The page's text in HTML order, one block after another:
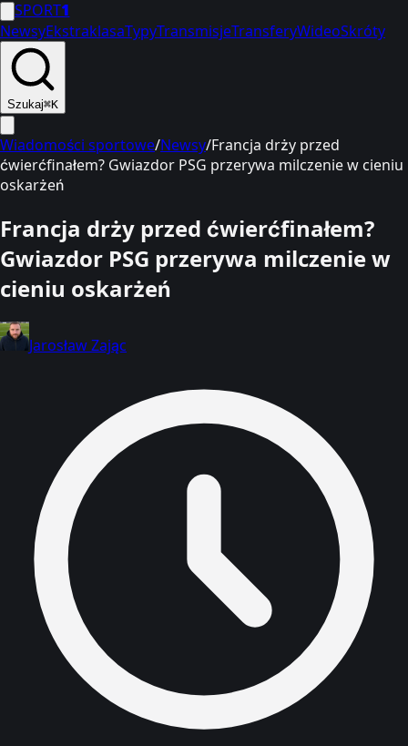
SPORT1
NewsyEkstraklasaTypyTransmisjeTransferyWideoSkróty
Szukaj⌘K
Wiadomości sportowe/Newsy/Francja drży przed
ćwierćfinałem? Gwiazdor PSG przerywa milczenie w cieniu
oskarżeń
Francja drży przed ćwierćfinałem?
Gwiazdor PSG przerywa milczenie w
cieniu oskarżeń
Jarosław Zając